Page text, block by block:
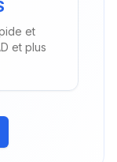
et
et plus